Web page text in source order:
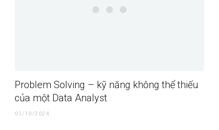
Problem Solving – kỹ năng không thể thiếu
của một Data Analyst
01/10/2024